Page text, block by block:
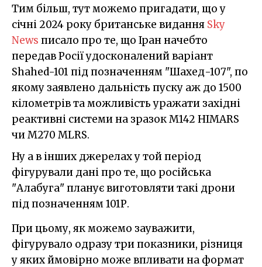
Тим більш, тут можемо пригадати, що у
січні 2024 року британське видання Sky
News писало про те, що Іран начебто
передав Росії удосконалений варіант
Shahed-101 під позначенням "Шахед-107", по
якому заявлено дальність пуску аж до 1500
кілометрів та можливість уражати західні
реактивні системи на зразок M142 HIMARS
чи M270 MLRS.
Ну а в інших джерелах у той період
фігурували дані про те, що російська
"Алабуга" планує виготовляти такі дрони
під позначенням 101Р.
При цьому, як можемо зауважити,
фігурувало одразу три показники, різниця
у яких ймовірно може впливати на формат